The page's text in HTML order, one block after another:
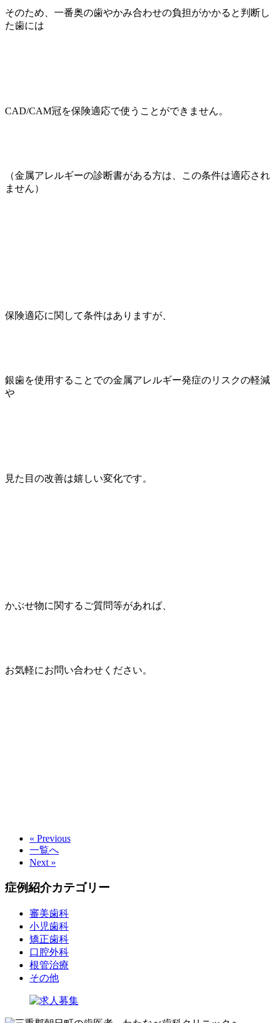
そのため、一番奥の歯やかみ合わせの負担がかかると判断し
た歯には
CAD/CAM冠を保険適応で使うことができません。
（金属アレルギーの診断書がある方は、この条件は適応され
ません）
保険適応に関して条件はありますが、
銀歯を使用することでの金属アレルギー発症のリスクの軽減
や
見た目の改善は嬉しい変化です。
かぶせ物に関するご質問等があれば、
お気軽にお問い合わせください。
« Previous
一覧へ
Next »
症例紹介カテゴリー
審美歯科
小児歯科
矯正歯科
口腔外科
根管治療
その他